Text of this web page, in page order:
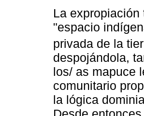
La
"espacio
privada de la
despojándola,
los/ as mapuce
comunitario
la lógica